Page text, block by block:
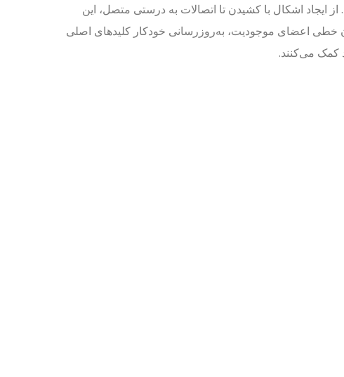
ایجاد اشکال با کشیدن تا اتصالات به درستی متصل، این
خطی اعضای موجودیت، به‌روزرسانی خودکار کلیدهای اصلی
کمک می‌کنند.